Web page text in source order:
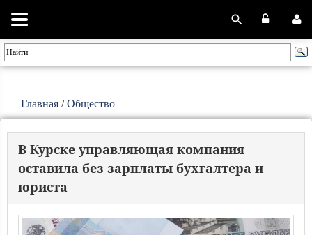
Главная /Общество
В Курске управляющая компания
оставила без зарплаты бухгалтера и
юриста